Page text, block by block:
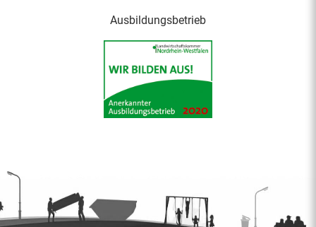
Ausbildungsbetrieb